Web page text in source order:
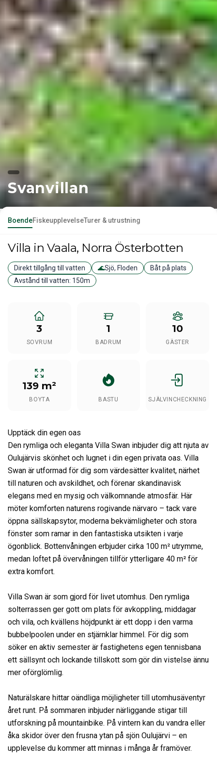
Svanvillan
BoendeFiskeupplevelseTurer & utrustning
Villa in Vaala, Norra Österbotten
Direkt tillgång till vatten 🌊Sjö, Floden
Båt på plats
Avstånd till vatten: 150m
3
SOVRUM
1
BADRUM
10
GÄSTER
139 m²
BOYTA BASTU SJÄLVINCHECKNING
Upptäck din egen oas
Den rymliga och eleganta Villa Swan inbjuder dig att njuta av
Oulujärvis skönhet och lugnet i din egen privata oas. Villa
Swan är utformad för dig som värdesätter kvalitet, närhet
till naturen och avskildhet, och förenar skandinavisk
elegans med en mysig och välkomnande atmosfär. Här
möter komforten naturens rogivande närvaro – tack vare
öppna sällskapsytor, moderna bekvämligheter och stora
fönster som ramar in den fantastiska utsikten i varje
ögonblick. Bottenvåningen erbjuder cirka 100 m² utrymme,
medan loftet på övervåningen tillför ytterligare 40 m² för
extra komfort.
Villa Swan är som gjord för livet utomhus. Den rymliga
solterrassen ger gott om plats för avkoppling, middagar
och vila, och kvällens höjdpunkt är ett dopp i den varma
bubbelpoolen under en stjärnklar himmel. För dig som
söker en aktiv semester är fastighetens egen tennisbana
ett sällsynt och lockande tillskott som gör din vistelse ännu
mer oförglömlig.
Naturälskare hittar oändliga möjligheter till utomhusäventyr
året runt. På sommaren inbjuder närliggande stigar till
utforskning på mountainbike. På vintern kan du vandra eller
åka skidor över den frusna ytan på sjön Oulujärvi – en
upplevelse du kommer att minnas i många år framöver.